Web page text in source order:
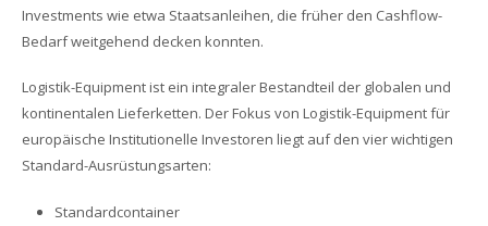
Investments wie etwa Staatsanleihen, die früher den Cashflow-
Bedarf weitgehend decken konnten.
Logistik-Equipment ist ein integraler Bestandteil der globalen und
kontinentalen Lieferketten. Der Fokus von Logistik-Equipment für
europäische Institutionelle Investoren liegt auf den vier wichtigen
Standard-Ausrüstungsarten:
Standardcontainer